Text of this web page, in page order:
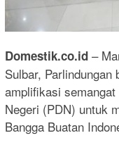
Domestik.co.id –
Sulbar, Parlindungan
amplifikasi
Negeri (PDN) untuk
Bangga Buatan